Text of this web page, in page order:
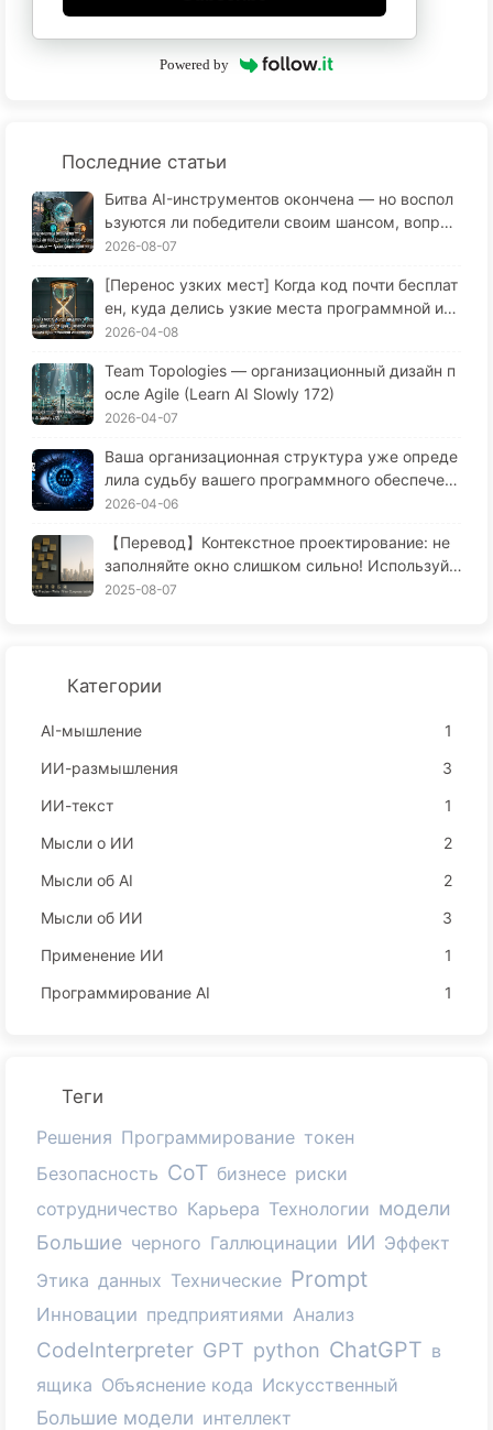
Powered by
Последние статьи
Битва AI-инструментов окончена — но воспол
ьзуются ли победители своим шансом, вопрос
отдельный — Трансформация разработки ПО
2026-08-07
[Перенос узких мест] Когда код почти бесплат
ен, куда делись узкие места программной ин
женерии? Преобразования программной инж
173
2026-04-08
Team Topologies — организационный дизайн п
осле Agile (Learn AI Slowly 172)
2026-04-07
Ваша организационная структура уже опреде
лила судьбу вашего программного обеспечен
ия — Закон Конвей: недооценённый 56 лет уп
2026-04-06
【Перевод】Контекстное проектирование: не
заполняйте окно слишком сильно! Используйт
е методы записи, фильтрации, сжатия и изоля
2025-08-07
Категории
AI-мышление
1
ИИ-размышления
3
ИИ-текст
1
Мысли о ИИ
2
Мысли об AI
2
Мысли об ИИ
3
Применение ИИ
1
Программирование AI
1
Теги
Решения Программирование токен
Безопасность CoT бизнесе риски
сотрудничество Карьера Технологии модели
Большие черного Галлюцинации ИИ Эффект
Этика данных Технические Prompt
Инновации предприятиями Анализ
CodeInterpreter GPT python ChatGPT в
ящика Объяснение кода Искусственный
Большие модели интеллект